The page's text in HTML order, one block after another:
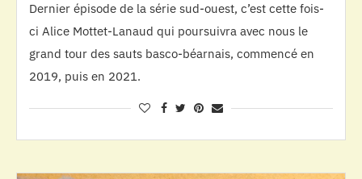
Dernier épisode de la série sud-ouest, c’est cette fois-
ci Alice Mottet-Lanaud qui poursuivra avec nous le
grand tour des sauts basco-béarnais, commencé en
2019, puis en 2021.